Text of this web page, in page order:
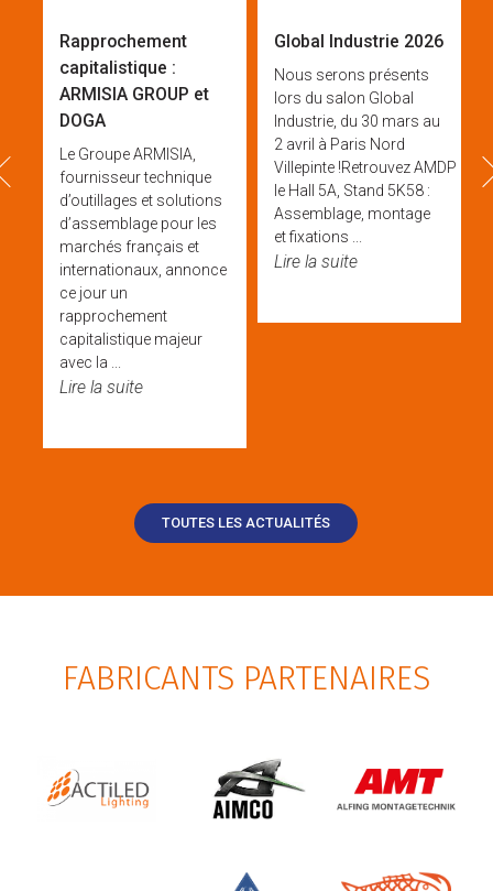
Rapprochement
capitalistique :
ARMISIA GROUP et
DOGA
Le Groupe ARMISIA,
fournisseur technique
d’outillages et solutions
d’assemblage pour les
marchés français et
internationaux, annonce
ce jour un
rapprochement
capitalistique majeur
avec la ...
Lire la suite
Global Industrie 2026
Nous serons présents
lors du salon Global
Industrie, du 30 mars au
2 avril à Paris Nord
Villepinte !Retrouvez AMDP &
le Hall 5A, Stand 5K58 :
Assemblage, montage
et fixations ...
Lire la suite
prev
TOUTES LES ACTUALITÉS
FABRICANTS PARTENAIRES